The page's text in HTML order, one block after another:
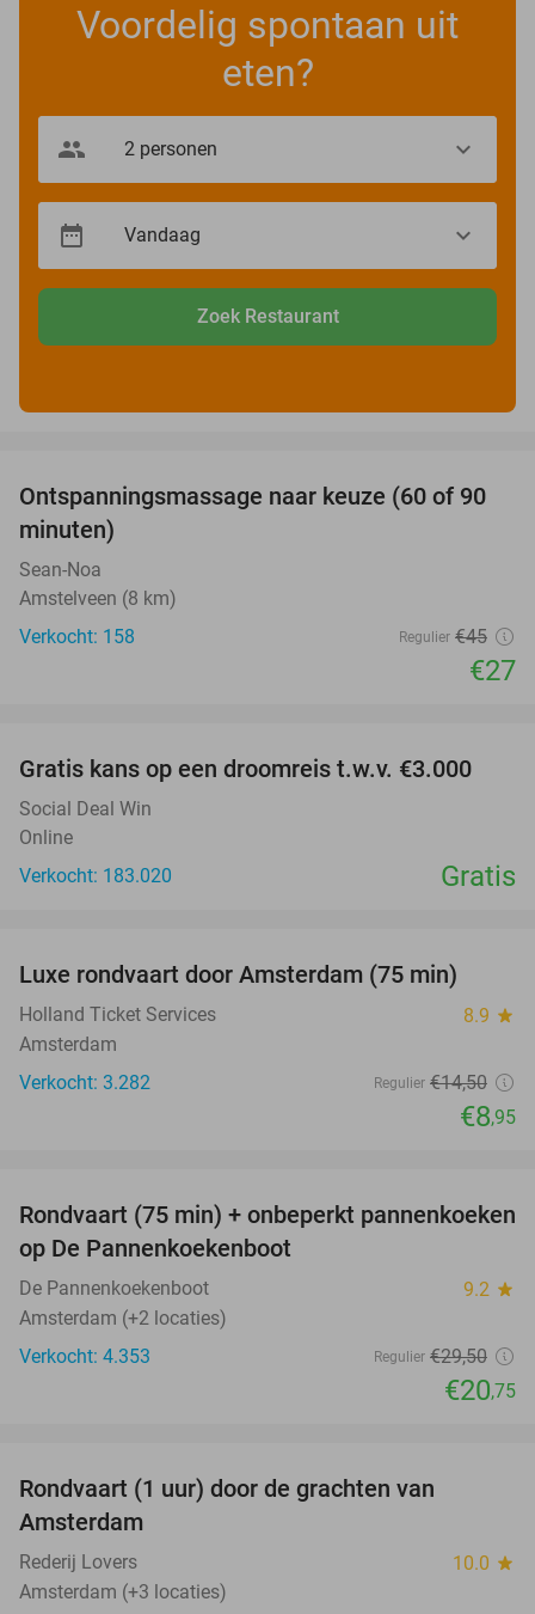
Voordelig spontaan uit
eten?
Zoek Restaurant
40%
Ontspanningsmassage naar keuze (60 of 90
minuten)
Sean-Noa
Amstelveen (8 km)
Verkocht: 158
Regulier €45
€27
Gratis kans op een droomreis t.w.v. €3.000
Social Deal Win
Online
Verkocht: 183.020
Gratis
Luxe rondvaart door Amsterdam (75 min)
Holland Ticket Services 8.9 star
Amsterdam
Verkocht: 3.282
Regulier €14,50
€8,95
30%
Rondvaart (75 min) + onbeperkt pannenkoeken
op De Pannenkoekenboot
De Pannenkoekenboot 9.2 star
Amsterdam (+2 locaties)
Verkocht: 4.353
Regulier €29,50
€20,75
Rondvaart (1 uur) door de grachten van
Amsterdam
Rederij Lovers 10.0 star
Amsterdam (+3 locaties)